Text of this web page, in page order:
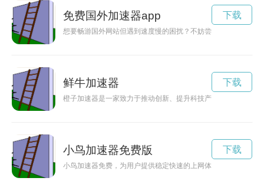
免费国外加速器app
想要畅游国外网站但遇到速度慢的困扰？不妨尝试一下免费的
下载
鲜牛加速器
橙子加速器是一家致力于推动创新、提升科技产业发展速度的
下载
小鸟加速器免费版
小鸟加速器免费，为用户提供稳定快速的上网体验，让您畅游
下载